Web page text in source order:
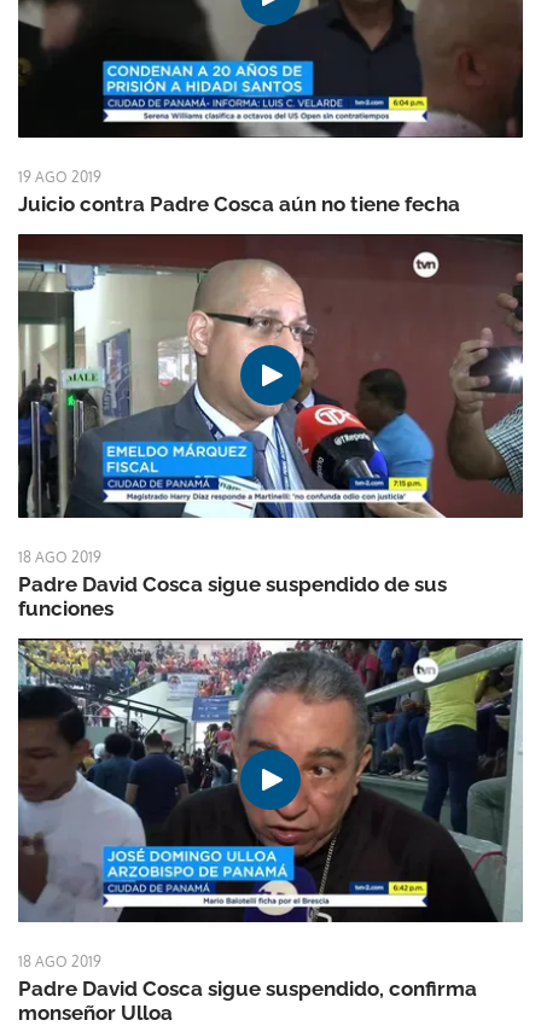
19 AGO 2019
Juicio contra Padre Cosca aún no tiene fecha
18 AGO 2019
Padre David Cosca sigue suspendido de sus
funciones
18 AGO 2019
Padre David Cosca sigue suspendido, confirma
monseñor Ulloa